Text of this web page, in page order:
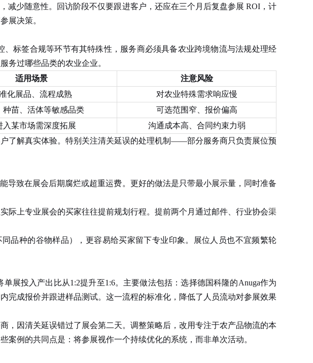
少随意性。回访阶段不仅要跟进客户，还应在三个月后复盘参展 ROI，计
展决策。
标签合规等环节有其特殊性，服务商必须具备农业跨境物流与法规处理经
务过哪些品类的农业企业。
适用场景
注意风险
化展品、流程成熟
对农业特殊需求响应慢
种苗、活体等敏感品类
可选范围窄、报价偏高
入某市场需深度拓展
沟通成本高、合同约束力弱
了解真实体验。特别关注清关延误的处理机制——部分服务商只负责展位预
致在展会后期腐烂或超重运费。更好的做法是只带最小展示量，同时准备
上专业展会的买家往往提前规划行程。提前两个月通过邮件、行业协会渠
种的谷物样品），更容易给买家留下专业印象。展位人员也不宜频繁轮
单展投入产出比从1:2提升至1:6。主要做法包括：选择德国科隆的Anuga作为
完成报价并跟进样品测试。这一流程的标准化，降低了人员流动对参展效果
因清关延误错过了展会第二天。调整策略后，改用专注于农产品物流的本
例的共同点是：将参展视作一个持续优化的系统，而非单次活动。